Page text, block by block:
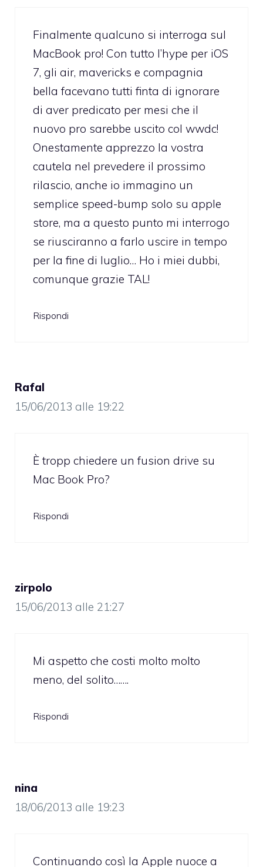
Finalmente qualcuno si interroga sul
MacBook pro! Con tutto l’hype per iOS
7, gli air, mavericks e compagnia
bella facevano tutti finta di ignorare
di aver predicato per mesi che il
nuovo pro sarebbe uscito col wwdc!
Onestamente apprezzo la vostra
cautela nel prevedere il prossimo
rilascio, anche io immagino un
semplice speed-bump solo su apple
store, ma a questo punto mi interrogo
se riusciranno a farlo uscire in tempo
per la fine di luglio… Ho i miei dubbi,
comunque grazie TAL!
Rispondi
Rafal
15/06/2013 alle 19:22
È tropp chiedere un fusion drive su
Mac Book Pro?
Rispondi
zirpolo
15/06/2013 alle 21:27
Mi aspetto che costi molto molto
meno, del solito…….
Rispondi
nina
18/06/2013 alle 19:23
Continuando così la Apple nuoce a